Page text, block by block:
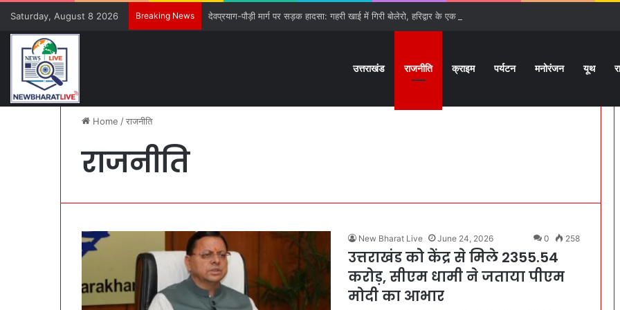
Saturday, August 8 2026 Breaking News देवप्रयाग-पौड़ी मार्ग पर सड़क हादसा: गहरी खाई में गिरी बोलेरो, हरिद्वार के एक ही परिवार के 6 लोगों की मौत
उत्तराखंड राजनीति क्राइम पर्यटन मनोरंजन यूथ
Home /राजनीति
राजनीति
New Bharat Live June 24, 2026 0 258
उत्तराखंड को केंद्र से मिले 2355.54
करोड़, सीएम धामी ने जताया पीएम
मोदी का आभार